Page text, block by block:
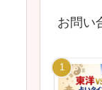
お問い